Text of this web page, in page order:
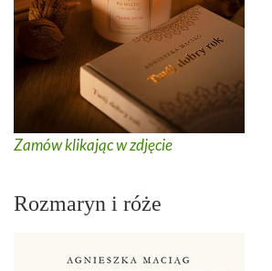
Zamów klikając w zdjęcie
Rozmaryn i róże